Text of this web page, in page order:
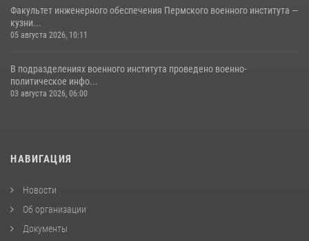
Факультет инженерного обеспечения Пермского военного института —
кузни...
05 августа 2026, 10:11
В подразделениях военного института проведено военно-
политическое инфо...
03 августа 2026, 06:00
НАВИГАЦИЯ
Новости
Об организации
Документы